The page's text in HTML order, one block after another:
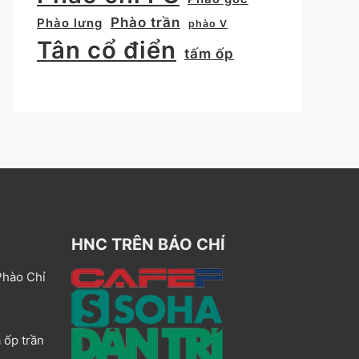
Phào lưng
Phào trần phào V
Tân cổ điển tấm ốp
Chỉ
ốp trần
HNC TRÊN BÁO CHÍ